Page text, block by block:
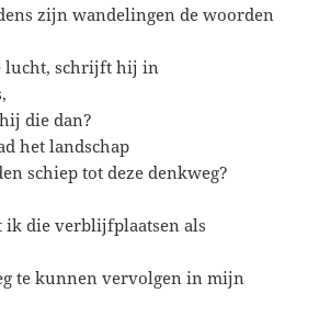
zijn wandelingen de woorden
lucht, schrijft hij in
die dan?
het landschap
schiep tot deze denkweg?
ik die verblijfplaatsen als
te kunnen vervolgen in mijn